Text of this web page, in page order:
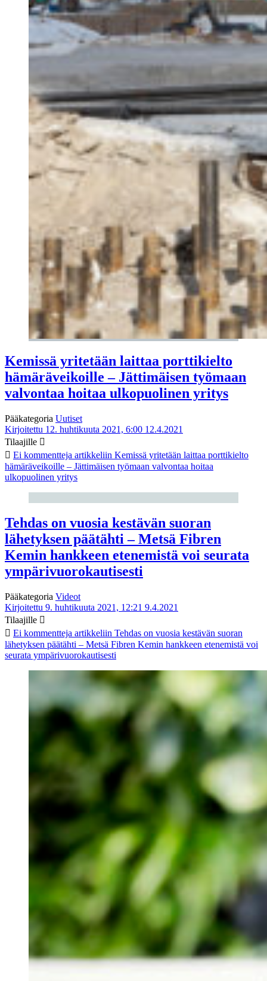
Kemissä yritetään laittaa porttikielto
hämäräveikoille – Jättimäisen työmaan
valvontaa hoitaa ulkopuolinen yritys
Pääkategoria Uutiset
Kirjoitettu 12. huhtikuuta 2021, 6:00 12.4.2021
Tilaajille
Ei kommentteja artikkeliin Kemissä yritetään laittaa porttikielto
hämäräveikoille – Jättimäisen työmaan valvontaa hoitaa
ulkopuolinen yritys
Tehdas on vuosia kestävän suoran
lähetyksen päätähti – Metsä Fibren
Kemin hankkeen etenemistä voi seurata
ympärivuorokautisesti
Pääkategoria Videot
Kirjoitettu 9. huhtikuuta 2021, 12:21 9.4.2021
Tilaajille
Ei kommentteja artikkeliin Tehdas on vuosia kestävän suoran
lähetyksen päätähti – Metsä Fibren Kemin hankkeen etenemistä voi
seurata ympärivuorokautisesti